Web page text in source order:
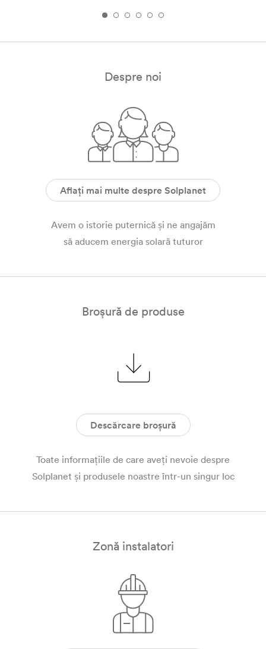
Despre noi
Aflați mai multe despre Solplanet
Avem o istorie puternică și ne angajăm
să aducem energia solară tuturor
Broșură de produse
Descărcare broșură
Toate informațiile de care aveți nevoie despre
Solplanet și produsele noastre într-un singur loc
Zonă instalatori